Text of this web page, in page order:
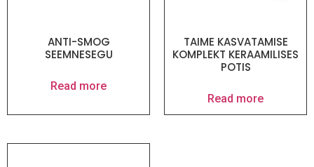
ANTI-SMOG
SEEMNESEGU
Read more
TAIME KASVATAMISE
KOMPLEKT KERAAMILISES
POTIS
Read more